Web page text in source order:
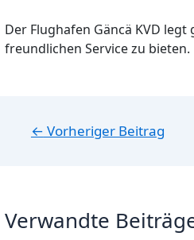
Der Flughafen Gäncä KVD
freundlichen Service zu bieten.
Beitragsnavigation
← Vorheriger Beitrag
Verwandte